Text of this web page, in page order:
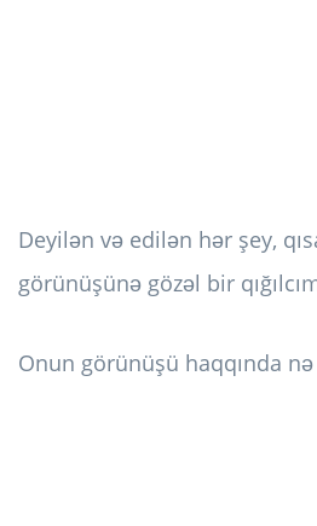
Deyilən və edilən hər şey,
görünüşünə gözəl bir
Onun görünüşü haqqında